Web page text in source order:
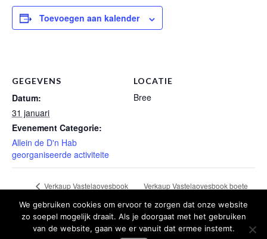
Toevoegen aan kalender
GEGEVENS
Datum:
31 januari
Evenement Categorie:
Allein de D'n Hab
georganiseerde activiteite
LOCATIE
Bree
Verkaup Vastelaovesbook
Verkaup Vastelaovesbook boete
We gebruiken cookies om ervoor te zorgen dat onze website
zo soepel mogelijk draait. Als je doorgaat met het gebruiken
van de website, gaan we er vanuit dat ermee instemt.